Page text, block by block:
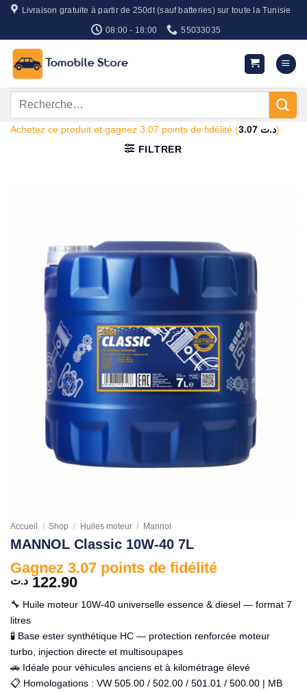
Passer
contenu
Livraison gratuite à partir de 250dt (sauf batteries) sur toute la Tunisie
08:00 - 18:00 55033035
Recherche
Achetez ce produit et gagnez 3.07 points de fidélité (3.07 د.ت)
FILTRER
Accueil / Shop / Huiles moteur / Mannol
MANNOL Classic 10W-40 7L
Gagnez 3.07 points de fidélité
122.90 د.ت
🔧 Huile moteur 10W-40 universelle essence & diesel — format 7
litres
🧪 Base ester synthétique HC — protection renforcée moteur
turbo, injection directe et multisoupapes
🚗 Idéale pour véhicules anciens et à kilométrage élevé
📋 Homologations : VW 505.00 / 502.00 / 501.01 / 500.00 | MB